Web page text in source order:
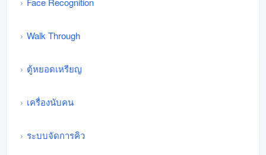
Walk Through
ตู้หยอดเหรียญ
เครื่องนับคน
ระบบจัดการคิว